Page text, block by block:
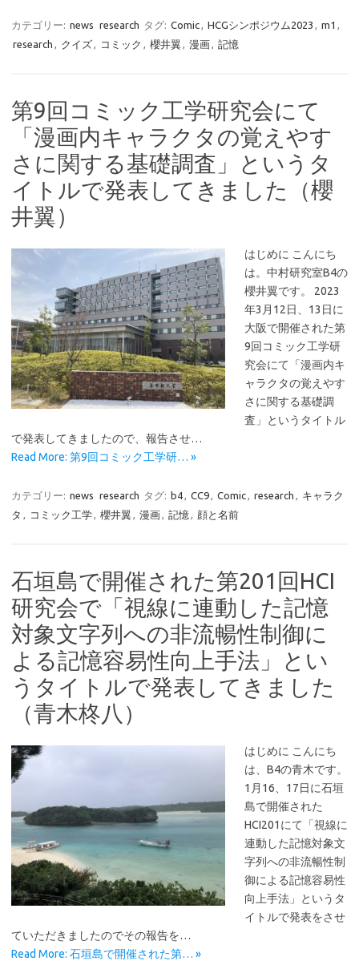
カテゴリー: news research タグ: Comic, HCGシンポジウム2023 , m1 ,
research , クイズ, コミック , 櫻井翼 , 漫画, 記憶
第9回コミック工学研究会にて
「漫画内キャラクタの覚えやす
さに関する基礎調査」というタ
イトルで発表してきました（櫻
井翼）
はじめに こんにち
は。中村研究室B4の
櫻井翼です。 2023
年3月12日、13日に
大阪で開催された第
9回コミック工学研
究会にて「漫画内キ
ャラクタの覚えやす
さに関する基礎調
査」というタイトル
で発表してきましたので、報告させ…
Read More: 第9回コミック工学研… »
カテゴリー: news research タグ: b4, CC9, Comic, research , キャラク
タ , コミック工学, 櫻井翼 , 漫画, 記憶, 顔と名前
石垣島で開催された第201回HCI
研究会で「視線に連動した記憶
対象文字列への非流暢性制御に
よる記憶容易性向上手法」とい
うタイトルで発表してきました
（青木柊八）
はじめに こんにち
は、B4の青木です。
1月16、17日に石垣
島で開催された
HCI201にて「視線に
連動した記憶対象文
字列への非流暢性制
御による記憶容易性
向上手法」というタ
イトルで発表をさせ
ていただきましたのでその報告を…
Read More: 石垣島で開催された第… »